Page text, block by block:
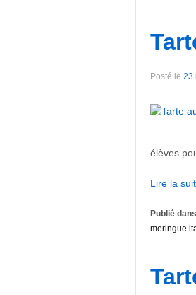
Posté le 23
élèves
Lire la
Publié dans
meringue